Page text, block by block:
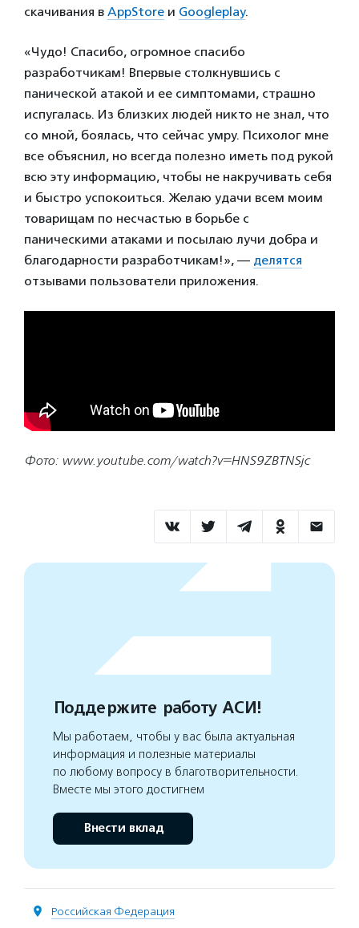
скачивания в AppStore и Googleplay.
«Чудо! Спасибо, огромное спасибо
разработчикам! Впервые столкнувшись с
панической атакой и ее симптомами, страшно
испугалась. Из близких людей никто не знал, что
со мной, боялась, что сейчас умру. Психолог мне
все объяснил, но всегда полезно иметь под рукой
всю эту информацию, чтобы не накручивать себя
и быстро успокоиться. Желаю удачи всем моим
товарищам по несчастью в борьбе с
паническими атаками и посылаю лучи добра и
благодарности разработчикам!», — делятся
отзывами пользователи приложения.
Фото: www.youtube.com/watch?v=HNS9ZBTNSjc
Поддержите работу АСИ!
Мы работаем, чтобы у вас была актуальная
информация и полезные материалы
по любому вопросу в благотворительности.
Вместе мы этого достигнем
Внести вклад
Российская Федерация